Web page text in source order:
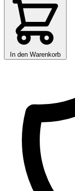
In den Warenkorb